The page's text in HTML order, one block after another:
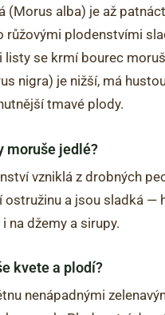
(Morus alba) je až
růžovými plodenstvími
listy se krmí bourec
nigra) je nižší, má
tmavé plody.
moruše jedlé?
vzniklá z drobných
ostružinu a jsou sladká —
na džemy a sirupy.
kvete a plodí?
nenápadnými